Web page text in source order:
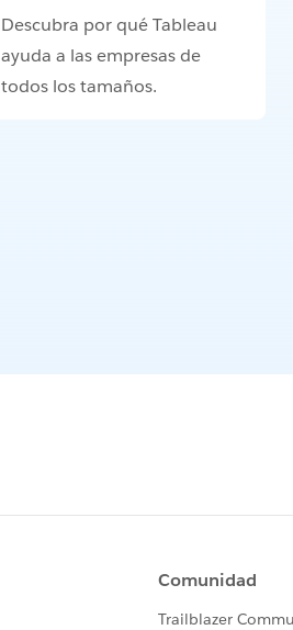
Descubra por qué Tableau
ayuda a las empresas de
todos los tamaños.